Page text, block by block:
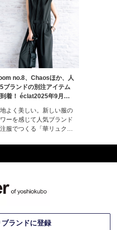
no.8、Chaosほか、人
ブランドの別注アイテム
着！ éclat2025年9月号
よく美しい。新しい服の
ーを感じて人気ブランド
服でつくる「華リュク
たいのは、涼感をキープ
る、ほどよい華とこなれ感
敵な5つのルックで、日
ランドに登録